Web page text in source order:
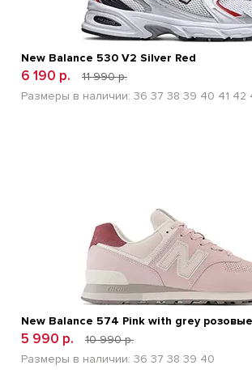
New Balance 530 V2 Silver Red
6 190 р.
11 990 р.
Размеры в наличии: 36 37 38 39 40 41 42
New Balance 574 Pink with grey
5 990 р.
10 990 р.
Размеры в наличии: 36 37 38 39 40